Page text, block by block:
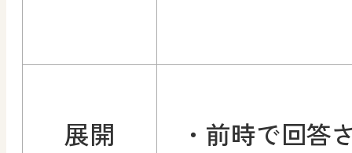
展開
・前時で回答